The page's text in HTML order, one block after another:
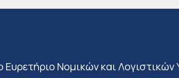
Νομικών και